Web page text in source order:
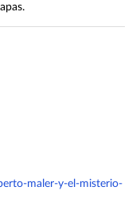
maler-y-el-misterio-